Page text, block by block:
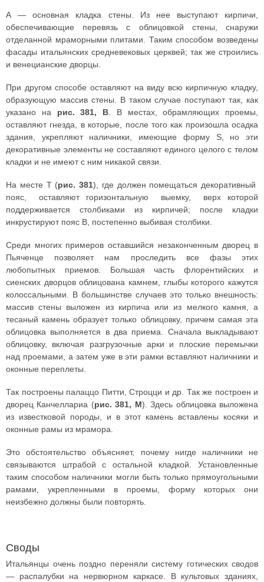
А — основная кладка стены. Из нее выступают кирпичи,
обеспечивающие перевязь с облицовкой стены, снаружи
отделанной мраморными плитами. Таким способом возведены
фасады итальянских средневековых церквей; так же строились
и венецианские дворцы.
При другом способе оставляют на виду всю кирпичную кладку,
образующую массив стены. В таком случае поступают так, как
указано на рис. 381, В . В местах, обрамляющих проемы,
оставляют гнезда, в которые, после того как произошла осадка
здания, укрепляют наличники, имеющие форму S, но эти
декоративные элементы не составляют единого целого с телом
кладки и не имеют с ним никакой связи.
На месте Т (рис. 381), где должен помещаться декоративный
пояс, оставляют горизонтальную выемку, верх которой
поддерживается столбиками из кирпичей; после кладки
инкрустируют пояс В, постепенно выбивая столбики.
Среди многих примеров оставшийся незаконченным дворец в
Пьяченце позволяет нам проследить все фазы этих
любопытных приемов. Большая часть флорентийских и
сиенских дворцов облицована камнем, глыбы которого кажутся
колоссальными. В большинстве случаев это только внешность:
массив стены выложен из кирпича или из мелкого камня, а
тесаный камень образует только облицовку, причем самая эта
облицовка выполняется в два приема. Сначала выкладывают
облицовку, включая разгрузочные арки и плоские перемычки
над проемами, а затем уже в эти рамки вставляют наличники и
оконные переплеты.
Так построены палаццо Питти, Строцци и др. Так же построен и
дворец Канчеллариа (рис. 381, М). Здесь облицовка выложена
из известковой породы, и в этот камень вставлены косяки и
оконные рамы из мрамора.
Это обстоятельство объясняет, почему нигде наличники не
связываются штрабой с остальной кладкой. Установленные
таким способом наличники могли быть только прямоугольными
рамами, укрепленными в проемы, форму которых они
неизбежно должны были повторять.
Своды
Итальянцы очень поздно переняли систему готических сводов
— распалубки на нервюрном каркасе. В культовых зданиях,